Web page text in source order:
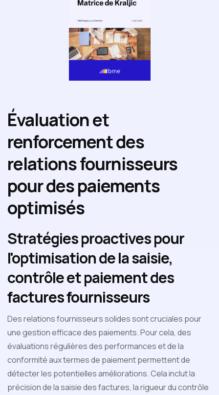
Évaluation et
renforcement des
relations fournisseurs
pour des paiements
optimisés
Stratégies proactives pour
l'optimisation de la saisie,
contrôle et paiement des
factures fournisseurs
Des relations fournisseurs solides sont cruciales pour
une gestion efficace des paiements. Pour cela, des
évaluations régulières des performances et de la
conformité aux termes de paiement permettent de
détecter les potentielles améliorations. Cela inclut la
précision de la saisie des factures, la rigueur du contrôle